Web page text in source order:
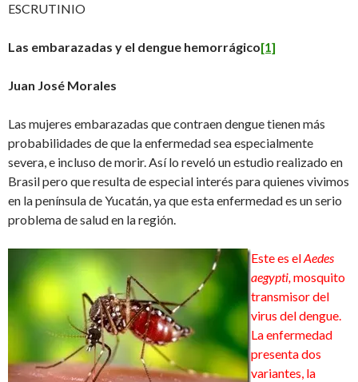
ESCRUTINIO
Las embarazadas y el dengue hemorrágico[1]
Juan José Morales
Las mujeres embarazadas que contraen dengue tienen más
probabilidades de que la enfermedad sea especialmente
severa, e incluso de morir. Así lo reveló un estudio realizado en
Brasil pero que resulta de especial interés para quienes vivimos
en la península de Yucatán, ya que esta enfermedad es un serio
problema de salud en la región.
Este es elAedes
aegypti,mosquito
transmisor del
virus del dengue.
La enfermedad
presenta dos
variantes, la